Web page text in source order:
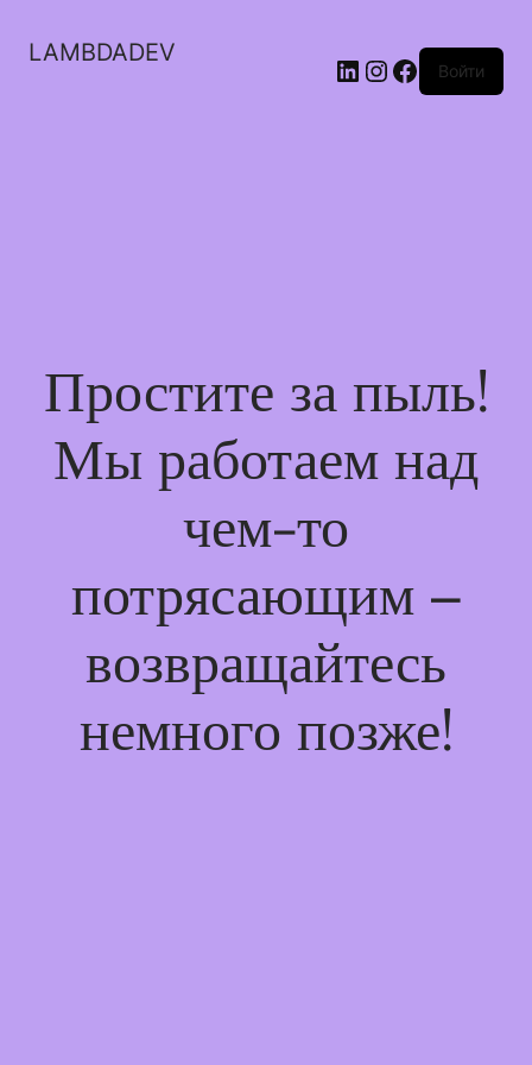
LAMBDADEV LinkedIn
Instagram
Facebook
Войти
Простите за пыль!
Мы работаем над
чем-то
потрясающим –
возвращайтесь
немного позже!